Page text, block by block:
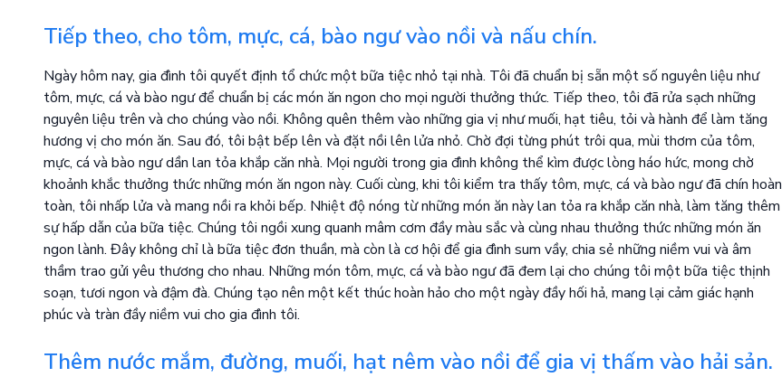
Tiếp theo, cho tôm, mực, cá, bào ngư vào nồi và nấu chín.
Ngày hôm nay, gia đình tôi quyết định tổ chức một bữa tiệc nhỏ tại nhà. Tôi đã chuẩn bị sẵn một số nguyên liệu như
tôm, mực, cá và bào ngư để chuẩn bị các món ăn ngon cho mọi người thưởng thức. Tiếp theo, tôi đã rửa sạch những
nguyên liệu trên và cho chúng vào nồi. Không quên thêm vào những gia vị như muối, hạt tiêu, tỏi và hành để làm tăng
hương vị cho món ăn. Sau đó, tôi bật bếp lên và đặt nồi lên lửa nhỏ. Chờ đợi từng phút trôi qua, mùi thơm của tôm,
mực, cá và bào ngư dần lan tỏa khắp căn nhà. Mọi người trong gia đình không thể kìm được lòng háo hức, mong chờ
khoảnh khắc thưởng thức những món ăn ngon này. Cuối cùng, khi tôi kiểm tra thấy tôm, mực, cá và bào ngư đã chín hoàn
toàn, tôi nhấp lửa và mang nồi ra khỏi bếp. Nhiệt độ nóng từ những món ăn này lan tỏa ra khắp căn nhà, làm tăng thêm
sự hấp dẫn của bữa tiệc. Chúng tôi ngồi xung quanh mâm cơm đầy màu sắc và cùng nhau thưởng thức những món ăn
ngon lành. Đây không chỉ là bữa tiệc đơn thuần, mà còn là cơ hội để gia đình sum vầy, chia sẻ những niềm vui và âm
thầm trao gửi yêu thương cho nhau. Những món tôm, mực, cá và bào ngư đã đem lại cho chúng tôi một bữa tiệc thịnh
soạn, tươi ngon và đậm đà. Chúng tạo nên một kết thúc hoàn hảo cho một ngày đầy hối hả, mang lại cảm giác hạnh
phúc và tràn đầy niềm vui cho gia đình tôi.
Thêm nước mắm, đường, muối, hạt nêm vào nồi để gia vị thấm vào hải sản.